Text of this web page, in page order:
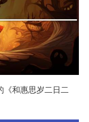
《和惠思岁二日二